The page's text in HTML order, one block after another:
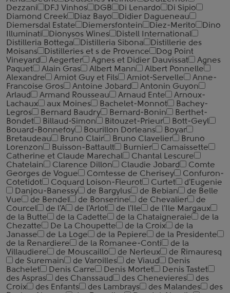
Dezzani
DFJ Vinhos DGB Di Lenardo
Di Sipio
Diamond Creek
Diaz Bayo
Didier Dagueneau
Diemersdal Estate
Diemersfontein Diez-Merito
Dino
Illuminati
Dionysos Wines
Distell International
Distilleria Bottega
Distilleria Sibona
Distillerie des
Moisans
Distilleries et s de Provence
Dog Point
Vineyard
Aegerter Agnes et Didier Dauvissat
Agnes
Paquet
Alain Gras Albert Mann
Albert Ponnelle
Alexandre
Amiot Guy et Fils Amiot-Servelle
Anne-
Francoise Gros
Antoine Jobard
Antonin Guyon
Arlaud
Armand Rousseau Arnaud Ente
Arnoux-
Lachaux
aux Moines Bachelet-Monnot
Bachey-
Legros
Bernard Baudry Bernard-Bonin
Berthet-
Bondet
Billaud-Simon Bitouzet-Prieur
Bott-Geyl
Bouard-Bonnefoy
Bourillon Dorleans
Boyar
Bretaudeau
Bruno Clair Bruno Clavelier
Bruno
Lorenzon
Buisson-Battault Burnier
Camaissette
Catherine et Claude Marechal
Chantal Lescure
Chatelain
Clarence Dillon Claudie Jobard
Comte
Georges de Vogue
Comtesse de Cherisey
Confuron-
Cotetidot
Coquard Loison-Fleurot Curtet
d'Eugenie
Danjou-Banessy
de Bargylus de Bebian
de Belle
Vue
de Bendel de Bonserine de Chevalier
de
Courcel
de l'A de l'Arlot de l'Ile
de l'Ile Margaux
de la Butte
de la Cadette de la Chataigneraie
de la
Chezatte
De La Choupette de la Croix
de la
Janasse
de La Loge de la Pepiere
de la Presidente
de la Renardiere
de la Romanee-Conti
de la
Villaudiere
de Mouscaillo de Nerleux
de Rimauresq
de Suremain
de Varoilles de Viaud
Denis
Bachelet
Denis Carre Denis Mortet
Denis Tastet
des Aspras
des Chanssaud des Chenevieres
des
Croix
des Enfants des Lambrays des Malandes
des